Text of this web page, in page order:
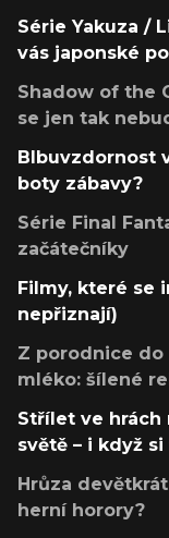
Série Yakuza /
vás japonské
Shadow of the
se jen tak
Blbuvzdornost
boty zábavy?
Série Final
začátečníky
Filmy, které se
nepřiznají)
Z porodnice do
mléko: šílené
Střílet ve
světě – i když
Hrůza
herní horory?